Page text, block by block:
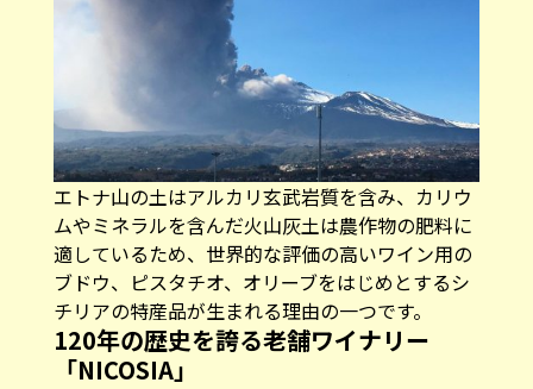
エトナ山の土はアルカリ玄武岩質を含み、カリウ
ムやミネラルを含んだ火山灰土は農作物の肥料に
適しているため、世界的な評価の高いワイン用の
ブドウ、ピスタチオ、オリーブをはじめとするシ
チリアの特産品が生まれる理由の一つです。
120年の歴史を誇る老舗ワイナリー
「NICOSIA」